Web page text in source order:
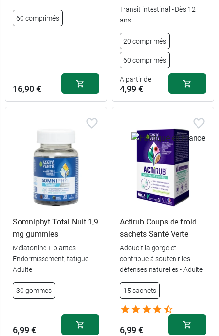
60 comprimés
16,90 €
Transit intestinal - Dès 12
ans
20 comprimés
60 comprimés
A partir de
4,99 €
20
comprimés
4,99 €
Somniphyt Total Nuit 1,9
mg gummies
Mélatonine + plantes -
Endormissement, fatigue -
Adulte
30 gommes
6,99 €
Actirub Coups de froid
sachets Santé Verte
Adoucit la gorge et
contribue à soutenir les
défenses naturelles - Adulte
15 sachets
6,99 €